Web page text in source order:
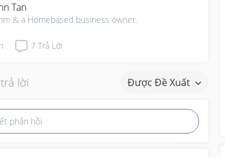
Tan
& a Homebased business owner.
7 Trả Lời
lời Được Đề Xuất
phản hồi